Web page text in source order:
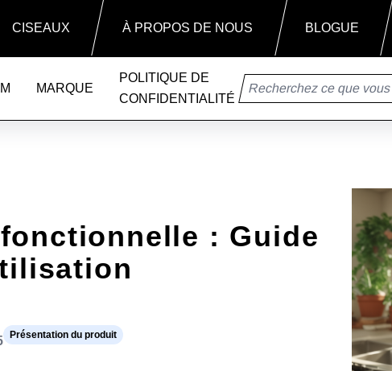
CISEAUX À PROPOS DE NOUS BLOGUE
MARQUE
POLITIQUE DE
CONFIDENTIALITÉ
: Guide
Présentation du produit